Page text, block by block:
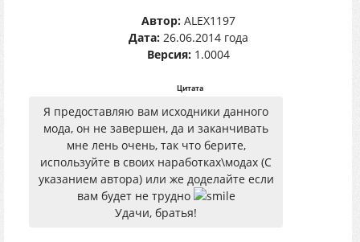
Автор:ALEX1197
Дата:26.06.2014 года
Версия:1.0004
Цитата
Я предоставляю вам исходники данного
мода, он не завершен, да и заканчивать
мне лень очень, так что берите,
используйте в своих наработках\модах (С
указанием автора) или же доделайте если
вам будет не трудно
Удачи, братья!